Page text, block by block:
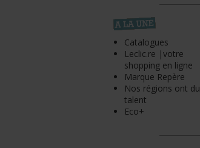
Catalogues
Leclic.re |votre
shopping en ligne
Marque Repère
Nos régions ont du
talent
Eco+